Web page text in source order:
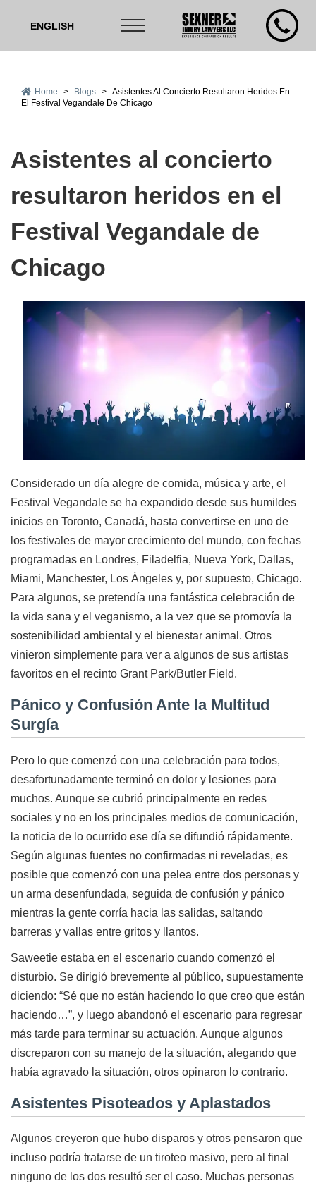
ENGLISH
Home > Blogs > Asistentes Al Concierto Resultaron Heridos En
El Festival Vegandale De Chicago
Asistentes al concierto
resultaron heridos en el
Festival Vegandale de
Chicago
Considerado un día alegre de comida, música y arte, el
Festival Vegandale se ha expandido desde sus humildes
inicios en Toronto, Canadá, hasta convertirse en uno de
los festivales de mayor crecimiento del mundo, con fechas
programadas en Londres, Filadelfia, Nueva York, Dallas,
Miami, Manchester, Los Ángeles y, por supuesto, Chicago.
Para algunos, se pretendía una fantástica celebración de
la vida sana y el veganismo, a la vez que se promovía la
sostenibilidad ambiental y el bienestar animal. Otros
vinieron simplemente para ver a algunos de sus artistas
favoritos en el recinto Grant Park/Butler Field.
Pánico y Confusión Ante la Multitud
Surgía
Pero lo que comenzó con una celebración para todos,
desafortunadamente terminó en dolor y lesiones para
muchos. Aunque se cubrió principalmente en redes
sociales y no en los principales medios de comunicación,
la noticia de lo ocurrido ese día se difundió rápidamente.
Según algunas fuentes no confirmadas ni reveladas, es
posible que comenzó con una pelea entre dos personas y
un arma desenfundada, seguida de confusión y pánico
mientras la gente corría hacia las salidas, saltando
barreras y vallas entre gritos y llantos.
Saweetie estaba en el escenario cuando comenzó el
disturbio. Se dirigió brevemente al público, supuestamente
diciendo: “Sé que no están haciendo lo que creo que están
haciendo…”, y luego abandonó el escenario para regresar
más tarde para terminar su actuación. Aunque algunos
discreparon con su manejo de la situación, alegando que
había agravado la situación, otros opinaron lo contrario.
Asistentes Pisoteados y Aplastados
Algunos creyeron que hubo disparos y otros pensaron que
incluso podría tratarse de un tiroteo masivo, pero al final
ninguno de los dos resultó ser el caso. Muchas personas